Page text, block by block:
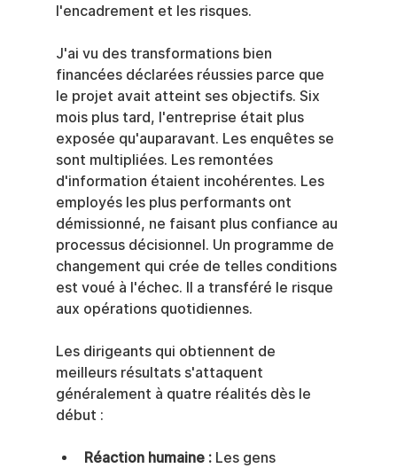
l'encadrement et les risques.
J'ai vu des transformations bien
financées déclarées réussies parce que
le projet avait atteint ses objectifs. Six
mois plus tard, l'entreprise était plus
exposée qu'auparavant. Les enquêtes se
sont multipliées. Les remontées
d'information étaient incohérentes. Les
employés les plus performants ont
démissionné, ne faisant plus confiance au
processus décisionnel. Un programme de
changement qui crée de telles conditions
est voué à l'échec. Il a transféré le risque
aux opérations quotidiennes.
Les dirigeants qui obtiennent de
meilleurs résultats s'attaquent
généralement à quatre réalités dès le
début :
Réaction humaine : Les gens